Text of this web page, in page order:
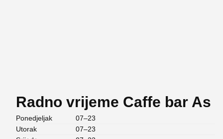
Radno vrijeme Caffe bar As
Ponedjeljak
07–23
Utorak
07–23